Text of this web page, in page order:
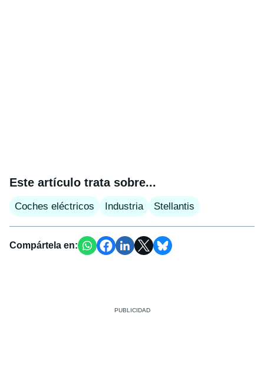
Este artículo trata sobre...
Coches eléctricos Industria Stellantis
Compártela en: